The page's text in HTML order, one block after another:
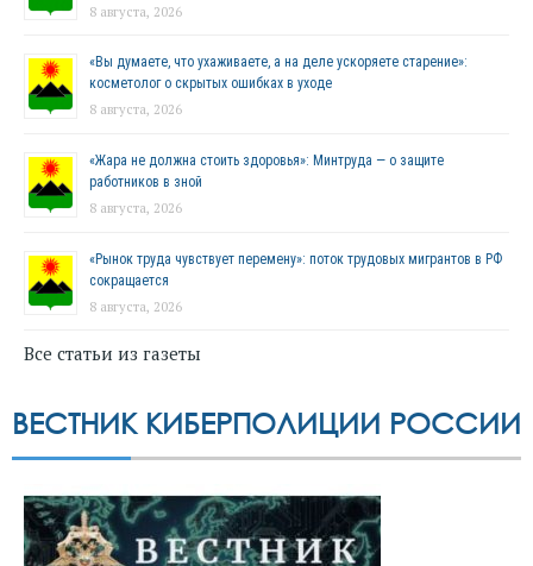
8 августа, 2026
«Вы думаете, что ухаживаете, а на деле ускоряете старение»:
косметолог о скрытых ошибках в уходе
8 августа, 2026
«Жара не должна стоить здоровья»: Минтруда — о защите
работников в зной
8 августа, 2026
«Рынок труда чувствует перемену»: поток трудовых мигрантов в РФ
сокращается
8 августа, 2026
Все статьи из газеты
ВЕСТНИК КИБЕРПОЛИЦИИ РОССИИ